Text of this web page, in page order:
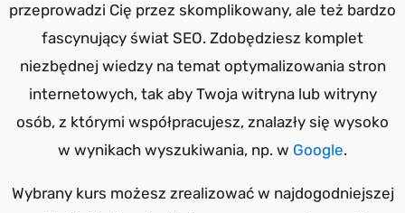
przeprowadzi Cię przez skomplikowany, ale też bardzo
fascynujący świat SEO. Zdobędziesz komplet
niezbędnej wiedzy na temat optymalizowania stron
internetowych, tak aby Twoja witryna lub witryny
osób, z którymi współpracujesz, znalazły się wysoko
w wynikach wyszukiwania, np. w Google.
Wybrany kurs możesz zrealizować w najdogodniejszej